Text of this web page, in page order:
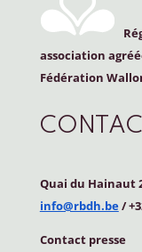
association
Fédération
Quai du Hainaut
info@rbdh.be/
Contact presse